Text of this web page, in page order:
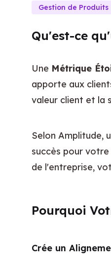
Gestion de Produits
Qu'est-ce
Une Métrique
apporte aux
valeur client et la
Selon Amplitude,
succès pour
de l'entreprise,
Pourquoi
Crée un